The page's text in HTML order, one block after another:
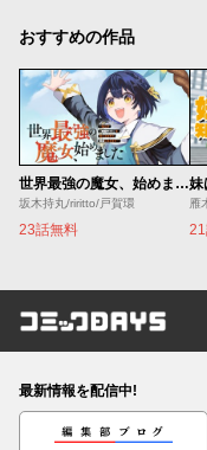
おすすめの作品
世界最強の魔女、始めました ～私だけ『攻略サイト』を見れる世界で自由に生きます～
坂木持丸/riritto/戸賀環
23話無料
妹
雁
コミック
最新情報を配信中!
編集部ブログ